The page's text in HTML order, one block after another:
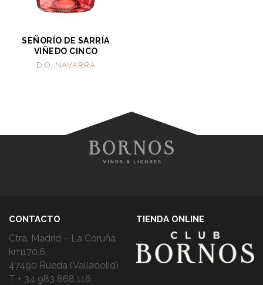
SEÑORÍO DE SARRÍA
VIÑEDO CINCO
D.O. NAVARRA
CONTACTO
Ctra. Madrid – La Coruña
km170,6
47490 Rueda (Valladolid)
T + 34 983 868 116
TIENDA ONLINE